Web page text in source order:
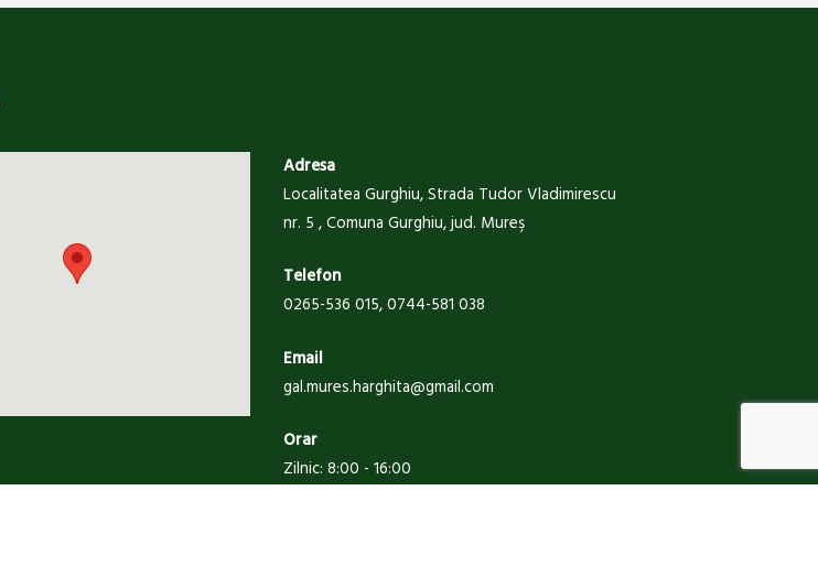
Adresa
Localitatea Gurghiu, Strada Tudor Vladimirescu
nr. 5 , Comuna Gurghiu, jud. Mureş
Telefon
0265-536 015, 0744-581 038
Email
gal.mures.harghita@gmail.com
Orar
Zilnic: 8:00 - 16:00